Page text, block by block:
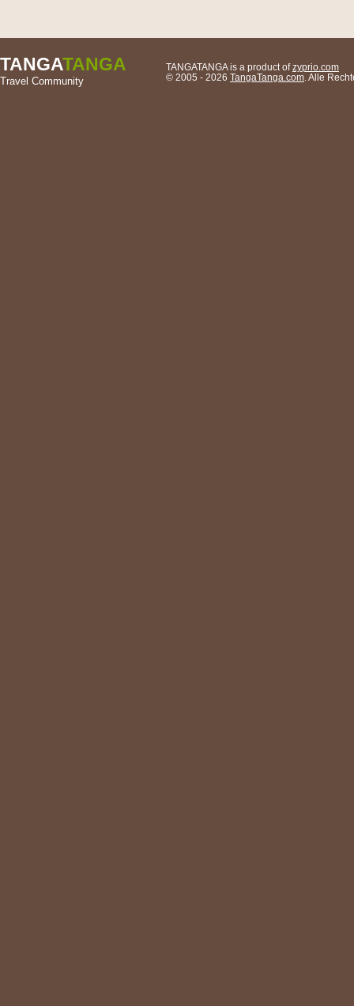
TANGATANGA
Travel Community
TANGATANGA is a product ofzyprio.com
© 2005 - 2026 TangaTanga.com . Alle